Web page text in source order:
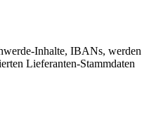
Inhalte, IBANs, werden
Lieferanten-Stammdaten